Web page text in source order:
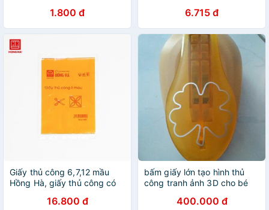
1.800 đ 6.715 đ
Giấy thủ công 6,7,12 mầu
Hồng Hà, giấy thủ công có
học thủ công - Soleil Home
16.800 đ
bấm giấy lớn tạo hình thủ
công tranh ảnh 3D cho bé
400.000 đ